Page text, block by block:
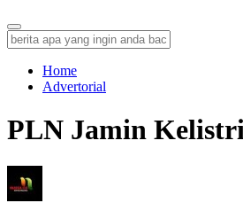
Home
Advertorial
PLN Jamin